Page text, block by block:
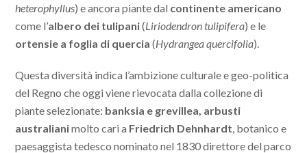
heterophyllus) e ancora piante dal continente americano
come l’albero dei tulipani(Liriodendron tulipifera) e le
ortensie a foglia di quercia (Hydrangea quercifolia).
Questa diversità indica l’ambizione culturale e geo-politica
del Regno che oggi viene rievocata dalla collezione di
piante selezionate: banksia e grevillea, arbusti
australianimolto cari a Friedrich Dehnhardt , botanico e
paesaggista tedesco nominato nel 1830 direttore del parco